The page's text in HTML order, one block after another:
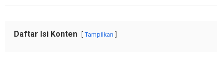
Daftar Isi Konten Tampilkan